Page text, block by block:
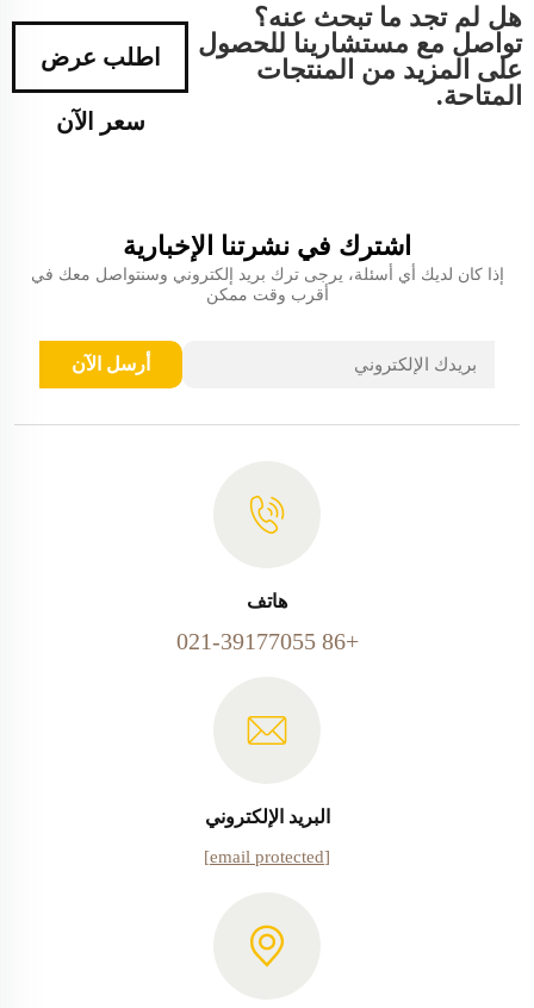
هل لم تجد ما تبحث عنه؟
تواصل مع مستشارينا للحصول
على المزيد من المنتجات
المتاحة.
اطلب عرض
سعر الآن
اشترك في نشرتنا الإخبارية
إذا كان لديك أي أسئلة، يرجى ترك بريد إلكتروني وسنتواصل معك في
أقرب وقت ممكن
أرسل الآن
هاتف
+86 021-39177055
البريد الإلكتروني
[email protected]